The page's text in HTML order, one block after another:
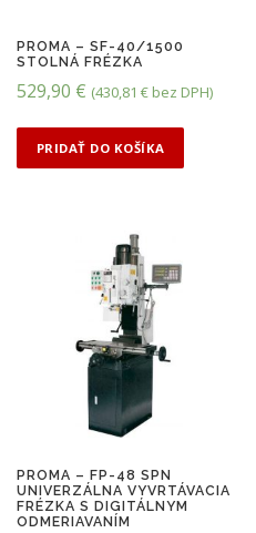
PROMA – SF-40/1500
STOLNÁ FRÉZKA
529,90 € (430,81 € bez DPH)
PRIDAŤ DO KOŠÍKA
PROMA – FP-48 SPN
UNIVERZÁLNA VYVRTÁVACIA
FRÉZKA S DIGITÁLNYM
ODMERIAVANÍM